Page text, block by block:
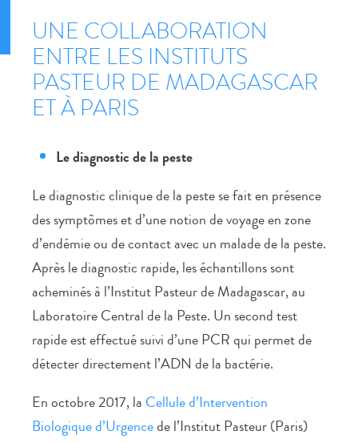
UNE COLLABORATION
ENTRE LES INSTITUTS
PASTEUR DE MADAGASCAR
ET À PARIS
Le diagnostic de la peste
Le diagnostic clinique de la peste se fait en présence
des symptômes et d’une notion de voyage en zone
d’endémie ou de contact avec un malade de la peste.
Après le diagnostic rapide, les échantillons sont
acheminés à l’Institut Pasteur de Madagascar, au
Laboratoire Central de la Peste. Un second test
rapide est effectué suivi d’une PCR qui permet de
détecter directement l’ADN de la bactérie.
En octobre 2017, la Cellule d’Intervention
Biologique d’Urgencede l’Institut Pasteur (Paris)